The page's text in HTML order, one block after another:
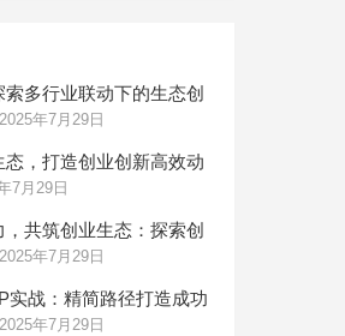
多行业联动下的生态创
2025年7月29日
态，打造创业创新高效动
7月29日
共筑创业生态：探索创
2025年7月29日
实战：精简路径打造成功
2025年7月29日